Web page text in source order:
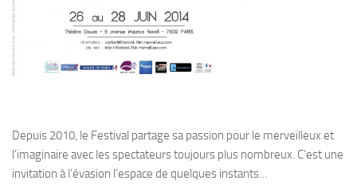
Depuis 2010, le Festival partage sa passion pour le merveilleux et
l’imaginaire avec les spectateurs toujours plus nombreux. C’est une
invitation à l’évasion l’espace de quelques instants…